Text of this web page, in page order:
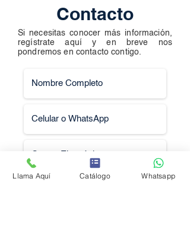
Contacto
Si necesitas conocer más información,
regístrate aquí y en breve nos
pondremos en contacto contigo.
Llama Aquí Catálogo Whatsapp